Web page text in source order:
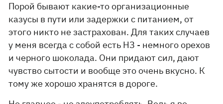
Порой бывают какие-то организационные
казусы в пути или задержки с питанием, от
этого никто не застрахован. Для таких случаев
у меня всегда с собой есть НЗ - немного орехов
и черного шоколада. Они придают сил, дают
чувство сытости и вообще это очень вкусно. К
тому же хорошо хранятся в дороге.